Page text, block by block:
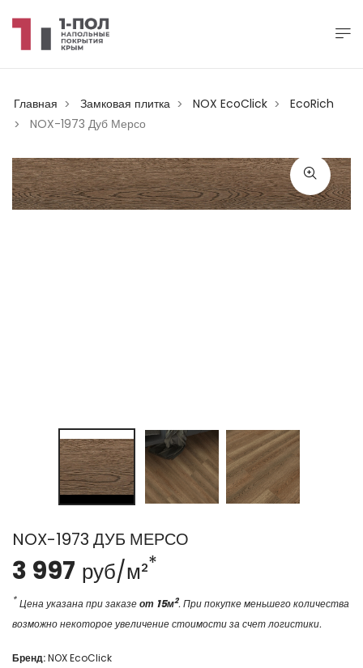
Главная > Замковая плитка > NOX EcoClick >
EcoRich
>
NOX-1973 Дуб Мерсо
NOX-1973 ДУБ МЕРСО
3 997 руб/м²*
* Цена указана при заказеот 15м2. При покупке меньшего количества
возможно некоторое увеличение стоимости за счет логистики.
Бренд:NOX EcoClick